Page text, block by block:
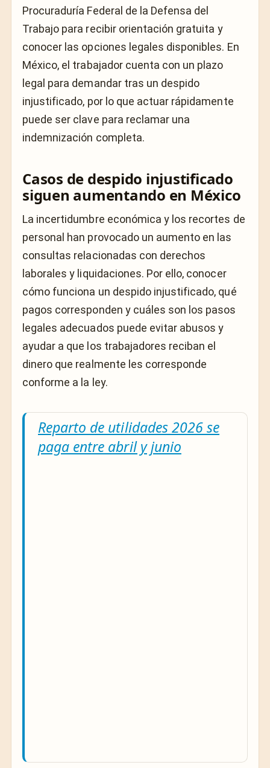
Procuraduría Federal de la Defensa del
Trabajo para recibir orientación gratuita y
conocer las opciones legales disponibles. En
México, el trabajador cuenta con un plazo
legal para demandar tras un despido
injustificado, por lo que actuar rápidamente
puede ser clave para reclamar una
indemnización completa.
Casos de despido injustificado
siguen aumentando en México
La incertidumbre económica y los recortes de
personal han provocado un aumento en las
consultas relacionadas con derechos
laborales y liquidaciones. Por ello, conocer
cómo funciona un despido injustificado, qué
pagos corresponden y cuáles son los pasos
legales adecuados puede evitar abusos y
ayudar a que los trabajadores reciban el
dinero que realmente les corresponde
conforme a la ley.
Reparto de utilidades 2026 se
paga entre abril y junio